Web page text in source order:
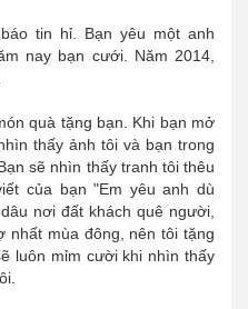
tin hỉ. Bạn yêu một anh
nay bạn cưới. Năm 2014,
quà tặng bạn. Khi bạn mở
thấy ảnh tôi và bạn trong
sẽ nhìn thấy tranh tôi thêu
của bạn "Em yêu anh dù
nơi đất khách quê người,
nhất mùa đông, nên tôi tặng
luôn mỉm cười khi nhìn thấy